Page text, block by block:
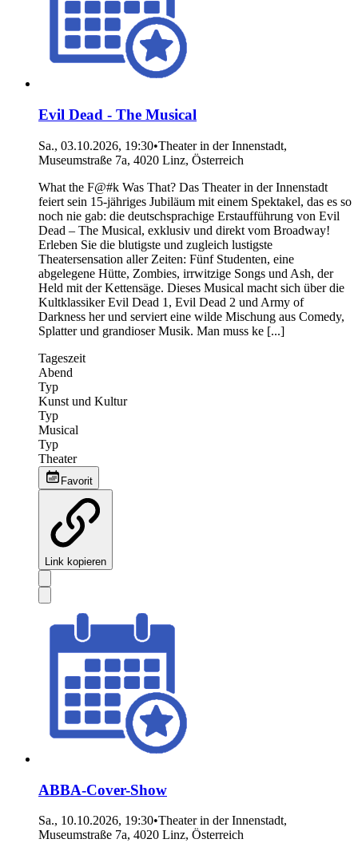
Evil Dead - The Musical
Sa., 03.10.2026, 19:30•Theater in der Innenstadt,
Museumstraße 7a, 4020 Linz, Österreich
What the F@#k Was That? Das Theater in der Innenstadt
feiert sein 15-jähriges Jubiläum mit einem Spektakel, das es so
noch nie gab: die deutschsprachige Erstaufführung von Evil
Dead – The Musical, exklusiv und direkt vom Broadway!
Erleben Sie die blutigste und zugleich lustigste
Theatersensation aller Zeiten: Fünf Studenten, eine
abgelegene Hütte, Zombies, irrwitzige Songs und Ash, der
Held mit der Kettensäge. Dieses Musical macht sich über die
Kultklassiker Evil Dead 1, Evil Dead 2 und Army of
Darkness her und serviert eine wilde Mischung aus Comedy,
Splatter und grandioser Musik. Man muss ke [...]
Tageszeit
Abend
Typ
Kunst und Kultur
Typ
Musical
Typ
Theater
Favorit
Link kopieren
ABBA-Cover-Show
Sa., 10.10.2026, 19:30•Theater in der Innenstadt,
Museumstraße 7a, 4020 Linz, Österreich